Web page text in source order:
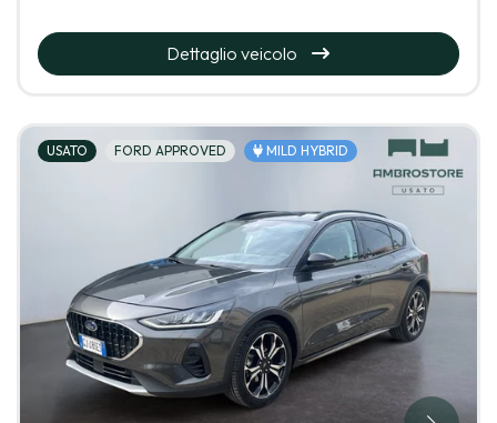
Dettaglio veicolo
USATO FORD APPROVED MILD HYBRID